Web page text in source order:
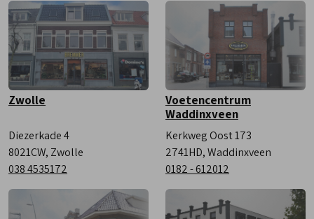
Zaterdag
9:00 - 17:00
Zwolle
Diezerkade 4
8021CW, Zwolle
038 4535172
Voetencentrum
Waddinxveen
Kerkweg Oost 173
2741HD, Waddinxveen
0182 - 612012